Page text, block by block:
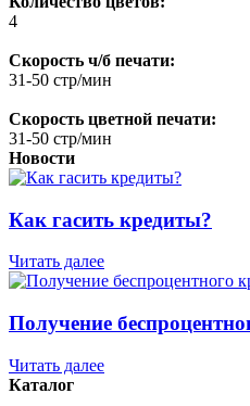
4
Скорость ч/б печати:
31-50 стр/мин
Скорость цветной печати:
31-50 стр/мин
Новости
Как гасить кредиты?
Читать далее
Получение
Читать далее
Каталог